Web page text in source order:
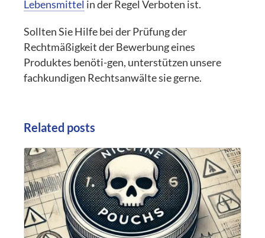
Lebensmittel in der Regel Verboten ist.
Sollten Sie Hilfe bei der Prüfung der
Rechtmäßigkeit der Bewerbung eines
Produktes benöti-gen, unterstützen unsere
fachkundigen Rechtsanwälte sie gerne.
Related posts